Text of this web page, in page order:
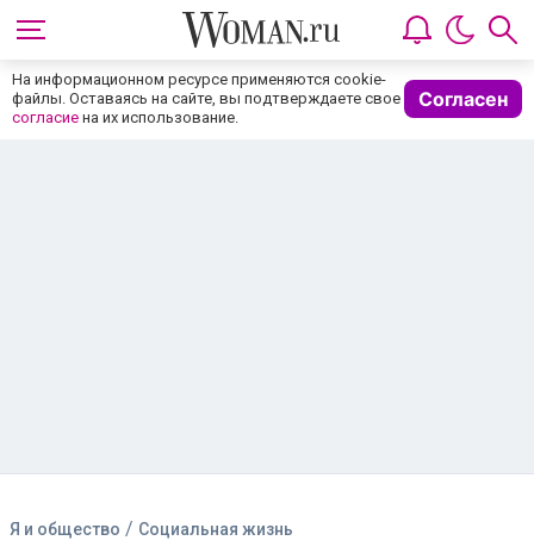
На информационном ресурсе применяются cookie-
файлы. Оставаясь на сайте, вы подтверждаете свое
согласие на их использование.
Согласен
Я и общество / Социальная жизнь